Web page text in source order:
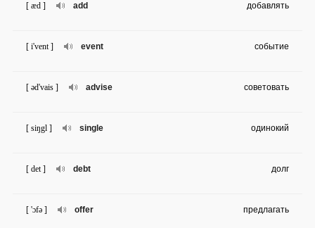
add
[ æd ] добавлять
event
[ i'vent ] событие
advise
[ əd'vais ] советовать
single
[ siŋgl ] одинокий
debt
[ det ] долг
offer
[ 'ɔfə ] предлагать